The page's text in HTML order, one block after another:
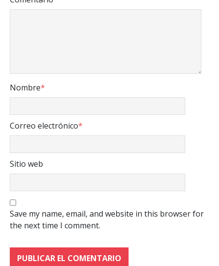
Nombre*
Correo electrónico*
Sitio web
Save my name, email, and website in this browser for
the next time I comment.